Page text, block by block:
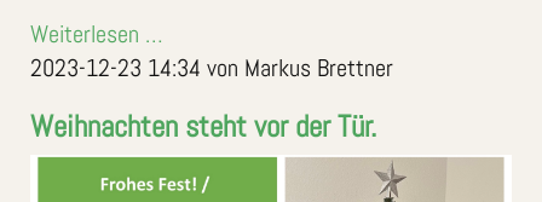
Weiterlesen …
2023-12-23 14:34 von Markus Brettner
Weihnachten steht vor der Tür.